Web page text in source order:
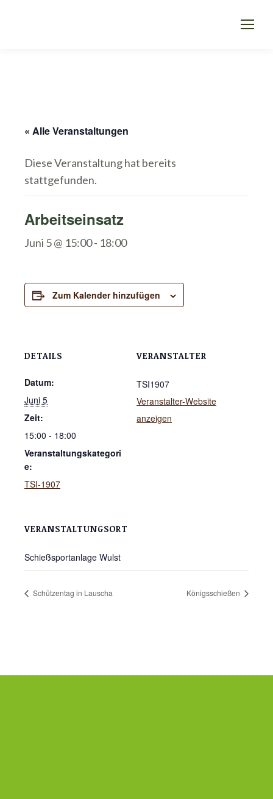
« Alle Veranstaltungen
Diese Veranstaltung hat bereits
stattgefunden.
Arbeitseinsatz
Juni 5 @ 15:00- 18:00
Zum Kalender hinzufügen
DETAILS
Datum:
Juni 5
Zeit:
15:00 - 18:00
Veranstaltungskategori
e:
TSI-1907
VERANSTALTER
TSI1907
Veranstalter-Website
anzeigen
VERANSTALTUNGSORT
Schießsportanlage Wulst
Schützentag in Lauscha Königsschießen